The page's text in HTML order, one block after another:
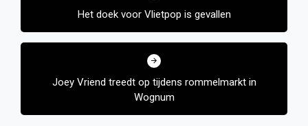
Het doek voor Vlietpop is gevallen
Joey Vriend treedt op tijdens rommelmarkt in
Wognum